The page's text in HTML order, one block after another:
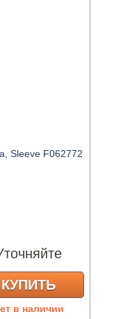
Sleeve F062772
КУПИТЬ
в наличии